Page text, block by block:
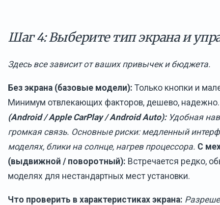
Шаг 4: Выберите тип экрана и
Здесь все зависит от ваших привычек и бюджета.
Без экрана (базовые модели): Только кнопки и
Минимум отвлекающих факторов, дешево,
(Android / Apple CarPlay / Android Auto):Удобная
громкая связь. Основные риски: медленный
моделях, блики на солнце, нагрев процессора. С
(выдвижной / поворотный): Встречается редко,
моделях для нестандартных мест установки.
Что проверить в характеристиках экрана: